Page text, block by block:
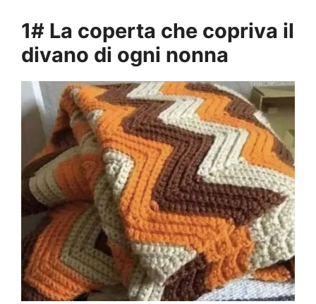
1# La coperta che copriva il
divano di ogni nonna